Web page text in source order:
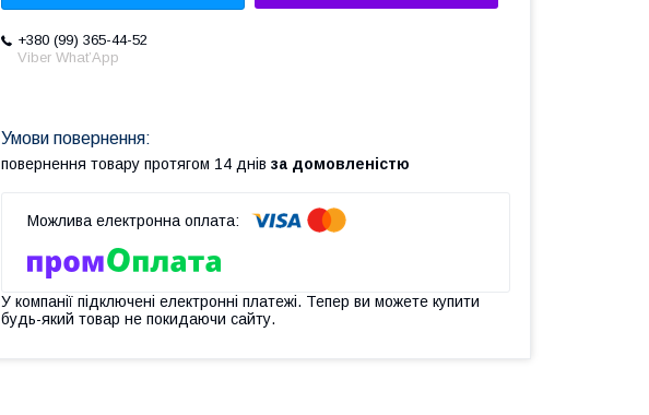
+380 (99) 365-44-52
Viber What’App
повернення товару протягом 14 днів за домовленістю
У компанії підключені електронні платежі. Тепер ви можете купити
будь-який товар не покидаючи сайту.